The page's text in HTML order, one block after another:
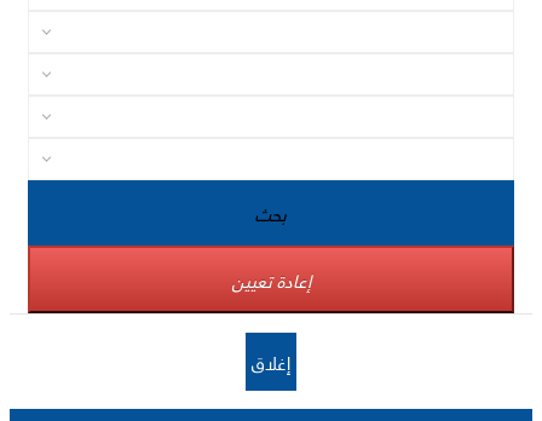
بحث
إعادة تعيين
إغلاق